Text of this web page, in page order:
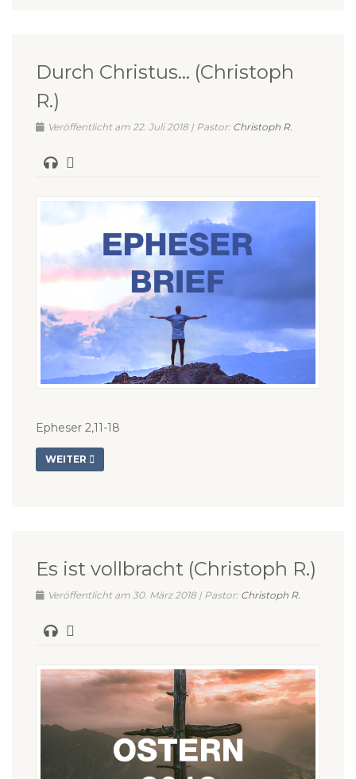
Durch Christus… (Christoph
R.)
Veröffentlicht am 22. Juli 2018 | Pastor: Christoph R.
Epheser 2,11-18
WEITER
Es ist vollbracht (Christoph R.)
Veröffentlicht am 30. März 2018 | Pastor: Christoph R.